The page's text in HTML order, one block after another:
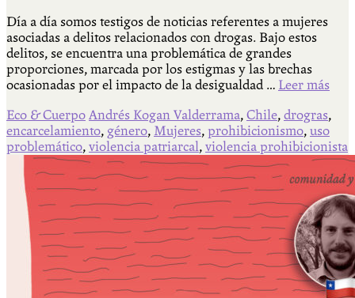
Día a día somos testigos de noticias referentes a mujeres
asociadas a delitos relacionados con drogas. Bajo estos
delitos, se encuentra una problemática de grandes
proporciones, marcada por los estigmas y las brechas
ocasionadas por el impacto de la desigualdad … Leer más
Eco & Cuerpo Andrés Kogan Valderrama, Chile, drogras,
encarcelamiento, género, Mujeres, prohibicionismo, uso
problemático, violencia patriarcal, violencia prohibicionista